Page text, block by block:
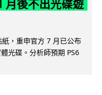
月後不出光碟遊
，重申官方 7 月已公布
光碟。分析師預期 PS6